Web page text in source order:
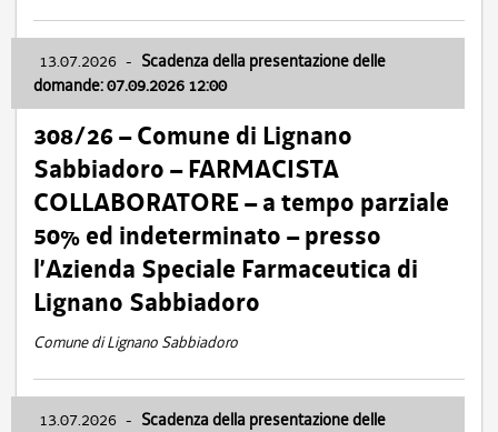
13.07.2026 - Scadenza della presentazione delle
domande: 07.09.2026 12:00
308/26 – Comune di Lignano
Sabbiadoro – FARMACISTA
COLLABORATORE – a tempo parziale
50% ed indeterminato – presso
l’Azienda Speciale Farmaceutica di
Lignano Sabbiadoro
Comune di Lignano Sabbiadoro
13.07.2026 - Scadenza della presentazione delle